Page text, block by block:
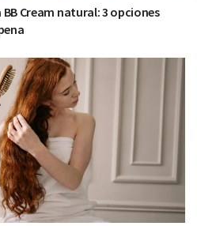
Cream natural: 3 opciones